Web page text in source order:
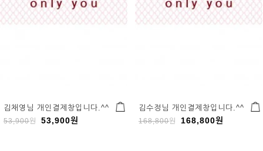
김채영님 개인결제창입니다.^^
53,900원 53,900원
김수정님 개인결제창입니다.^^
168,800원 168,800원